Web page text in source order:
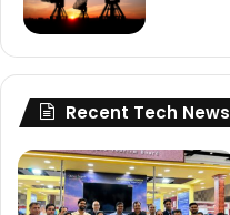
Recent Tech News